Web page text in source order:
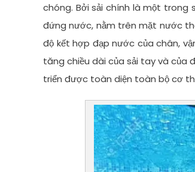
chóng. Bởi sải chính là một trong
đứng nước, nằm trên mặt nước
độ kết hợp đạp nước của chân,
tăng chiều dài của sải tay và của
triển được toàn diện toàn bộ cơ